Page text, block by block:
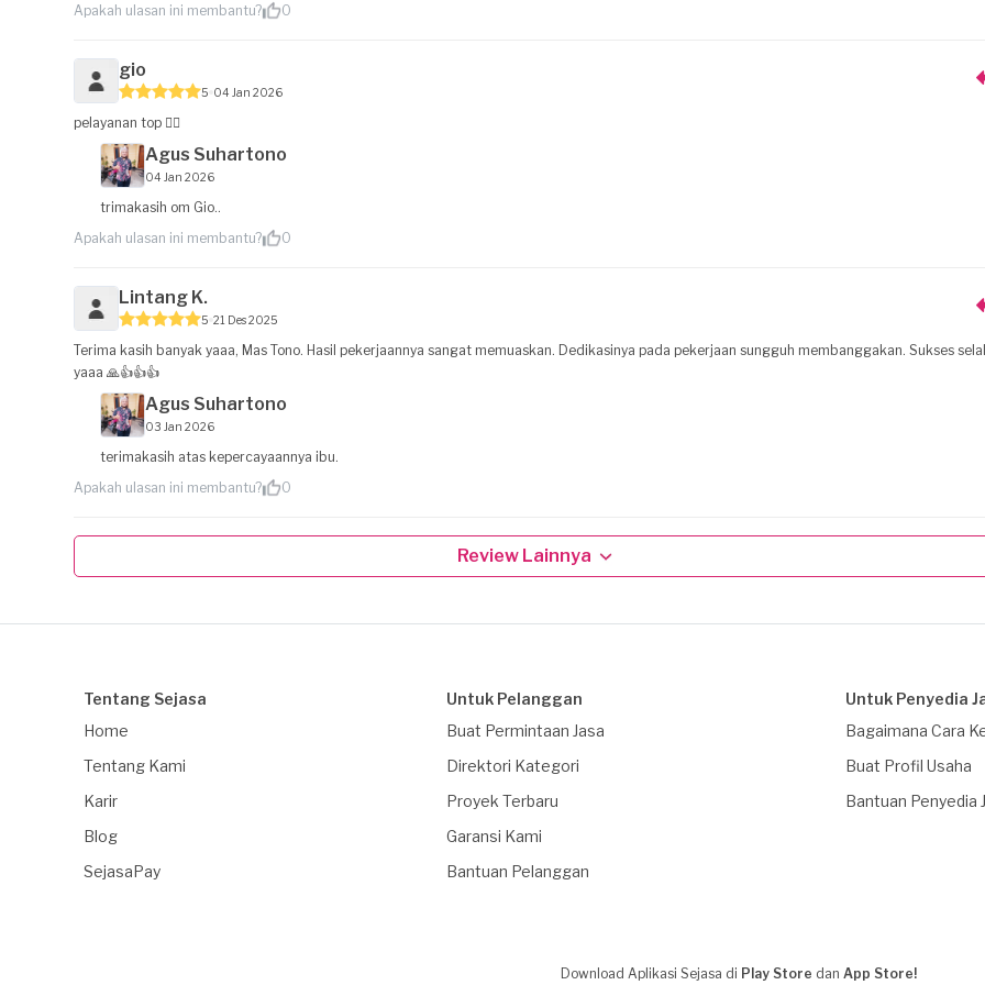
Apakah ulasan ini membantu? 0
gio
5 04 Jan 2026
pelayanan top 👍🏻
Agus Suhartono
04 Jan 2026
trimakasih om Gio..
Apakah ulasan ini membantu?
0
Lintang K.
5 21 Des 2025
Terima kasih banyak yaaa, Mas Tono. Hasil pekerjaannya sangat memuaskan. Dedikasinya pada pekerjaan sungguh membanggakan. Sukses
yaaa 🙏👍👍👍
Agus Suhartono
03 Jan 2026
terimakasih atas kepercayaannya ibu.
Apakah ulasan ini membantu?
0
Review Lainnya
Tentang Sejasa
Home
Tentang Kami
Karir
Blog
SejasaPay
Untuk Pelanggan
Buat Permintaan Jasa
Direktori Kategori
Proyek Terbaru
Garansi Kami
Bantuan Pelanggan
Untuk Penyedia
Bagaimana Cara
Buat Profil Usaha
Bantuan Penyedia
Download Aplikasi Sejasa di Play Store dan App Store!